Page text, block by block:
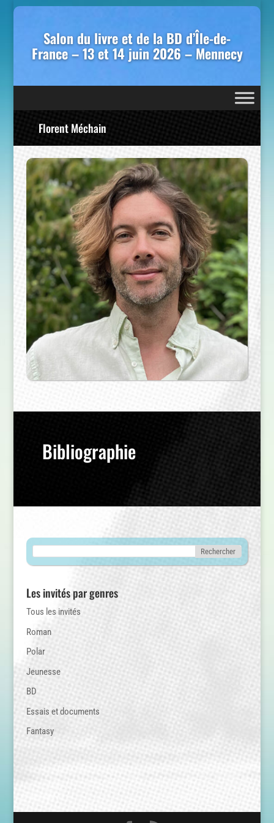
Salon du livre et de la BD d’Île-de-
France – 13 et 14 juin 2026 – Mennecy
Florent Méchain
Bibliographie
Les invités par genres
Tous les invités
Roman
Polar
Jeunesse
BD
Essais et documents
Fantasy